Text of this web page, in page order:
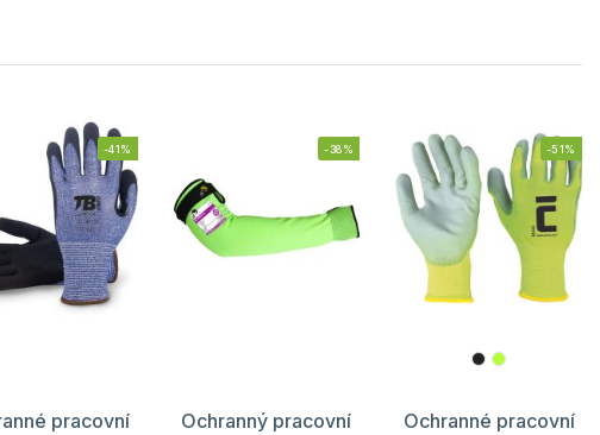
-41%
pracovní
-38%
Ochranný pracovní
-51%
Ochranné pracovní